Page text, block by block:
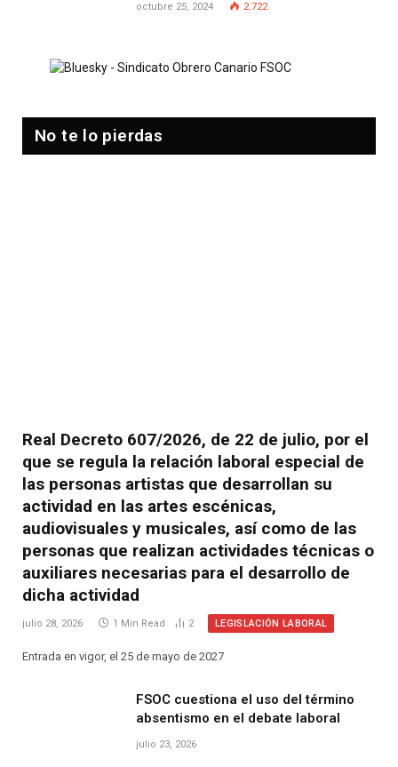
octubre 25, 2024 2.722
No te lo pierdas
Real Decreto 607/2026, de 22 de julio, por el
que se regula la relación laboral especial de
las personas artistas que desarrollan su
actividad en las artes escénicas,
audiovisuales y musicales, así como de las
personas que realizan actividades técnicas o
auxiliares necesarias para el desarrollo de
dicha actividad
julio 28, 2026 1 Min Read 2 LEGISLACIÓN LABORAL
Entrada en vigor, el 25 de mayo de 2027
FSOC cuestiona el uso del término
absentismo en el debate laboral
julio 23, 2026